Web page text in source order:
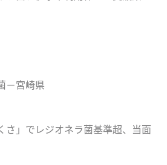
－宮崎県
さ」でレジオネラ菌基準超、当面